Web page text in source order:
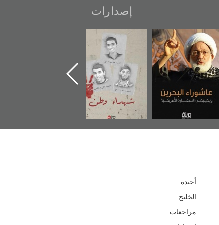
إصدارات
شهداء وطن
«جَوْ»: رواية
المعتقل جهاد
أجندة
الخليج
مراجعات